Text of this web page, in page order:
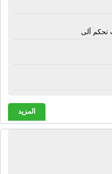
تحكم آلى
المزيد